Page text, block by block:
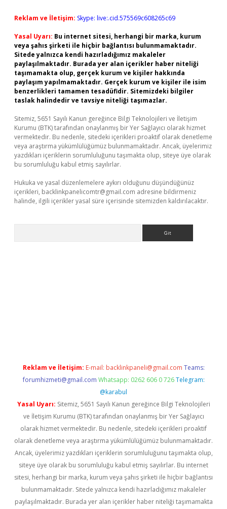
Reklam ve İletişim: Skype: live:.cid.575569c608265c69
Yasal Uyarı: Bu internet sitesi, herhangi bir marka, kurum
veya şahıs şirketi ile hiçbir bağlantısı bulunmamaktadır.
Sitede yalnızca kendi hazırladığımız makaleler
paylaşılmaktadır. Burada yer alan içerikler haber niteliği
taşımamakta olup, gerçek kurum ve kişiler hakkında
paylaşım yapılmamaktadır. Gerçek kurum ve kişiler ile isim
benzerlikleri tamamen tesadüfidir. Sitemizdeki bilgiler
taslak halindedir ve tavsiye niteliği taşımazlar.
Sitemiz, 5651 Sayılı Kanun gereğince Bilgi Teknolojileri ve İletişim
Kurumu (BTK) tarafından onaylanmış bir Yer Sağlayıcı olarak hizmet
vermektedir. Bu nedenle, sitedeki içerikleri proaktif olarak denetleme
veya araştırma yükümlülüğümüz bulunmamaktadır. Ancak, üyelerimiz
yazdıkları içeriklerin sorumluluğunu taşımakta olup, siteye üye olarak
bu sorumluluğu kabul etmiş sayılırlar.
Hukuka ve yasal düzenlemelere aykırı olduğunu düşündüğünüz
içerikleri, backlinkpanelicomtr@gmail.com adresine bildirmeniz
halinde, ilgili içerikler yasal süre içerisinde sitemizden kaldırılacaktır.
Reklam ve İletişim: E-mail: backlinkpaneli@gmail.com Teams:
forumhizmeti@gmail.com Whatsapp: 0262 606 0 726 Telegram:
@karabul
Yasal Uyarı: Sitemiz, 5651 Sayılı Kanun gereğince Bilgi Teknolojileri
ve İletişim Kurumu (BTK) tarafından onaylanmış bir Yer Sağlayıcı
olarak hizmet vermektedir. Bu nedenle, sitedeki içerikleri proaktif
olarak denetleme veya araştırma yükümlülüğümüz bulunmamaktadır.
Ancak, üyelerimiz yazdıkları içeriklerin sorumluluğunu taşımakta olup,
siteye üye olarak bu sorumluluğu kabul etmiş sayılırlar. Bu internet
sitesi, herhangi bir marka, kurum veya şahıs şirketi ile hiçbir bağlantısı
bulunmamaktadır. Sitede yalnızca kendi hazırladığımız makaleler
paylaşılmaktadır. Burada yer alan içerikler haber niteliği taşımamakta